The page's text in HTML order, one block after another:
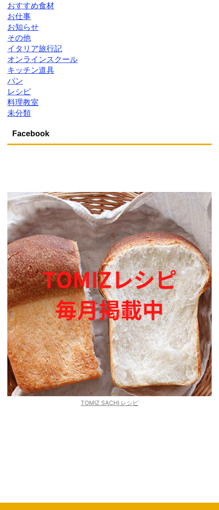
おすすめ食材
お仕事
お知らせ
その他
イタリア旅行記
オンラインスクール
キッチン道具
パン
レシピ
料理教室
未分類
Facebook
TOMIZ SACHI レシピ